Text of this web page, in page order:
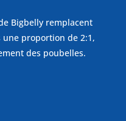
Bigbelly remplacent
proportion de 2:1,
des poubelles.